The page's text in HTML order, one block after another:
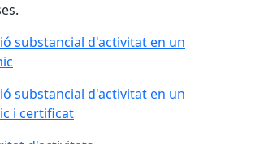
substancial d'activitat en un
substancial d'activitat en un
i certificat